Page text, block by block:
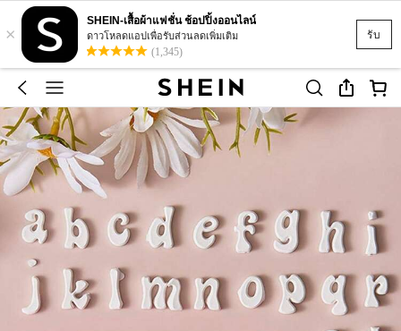
รับ
×
SHEIN-เสื้อผ้าแฟชั่น ช้อปปิ้งออนไลน์
ดาวโหลดแอปเพื่อรับส่วนลดเพิ่มเติม
(1,345)